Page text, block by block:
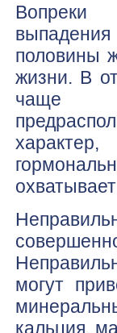
Вопреки
половины
жизни. В
чаще
могут
кальция,